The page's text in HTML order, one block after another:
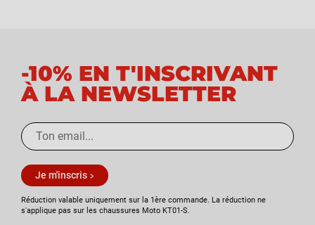
-10% EN T'INSCRIVANT
À LA NEWSLETTER
Je m'inscris
Réduction valable uniquement sur la 1ère commande. La réduction ne
s'applique pas sur les chaussures Moto KT01-S.